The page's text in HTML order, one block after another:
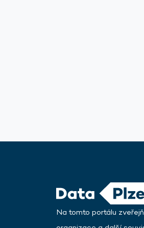
Na tomto portálu